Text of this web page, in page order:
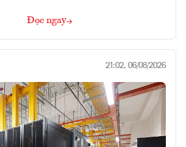
Đọc ngay
21:02, 06/08/2026